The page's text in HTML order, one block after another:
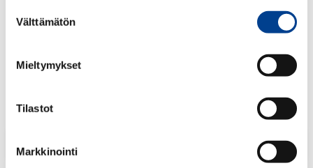
valinta
Välttämätön
Mieltymykset
Tilastot
Markkinointi
kpl